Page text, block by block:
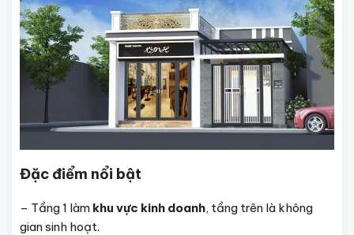
Đặc điểm nổi bật
– Tầng 1 làm khu vực kinh doanh, tầng trên là không
gian sinh hoạt.